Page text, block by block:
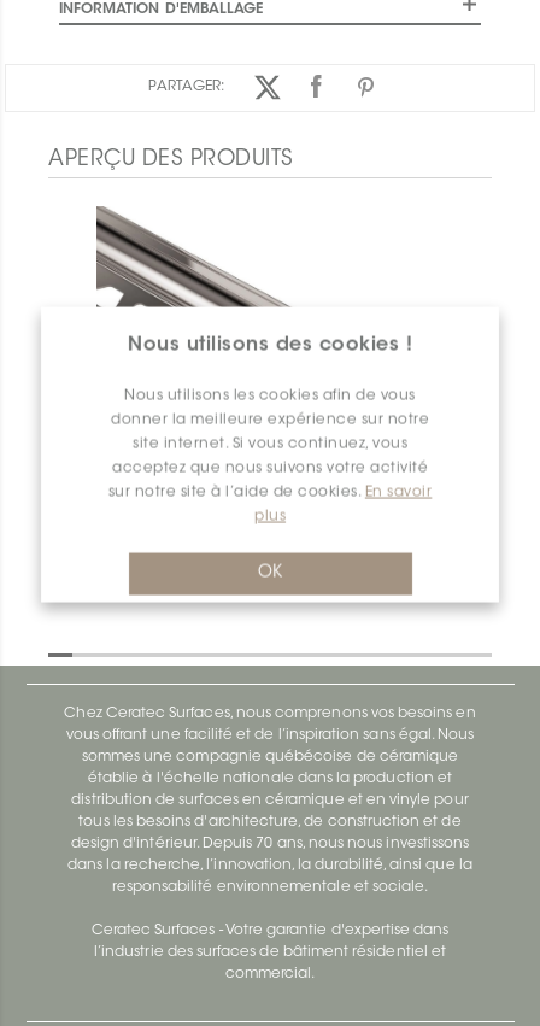
Nous utilisons des cookies !
Nous utilisons les cookies afin de vous
donner la meilleure expérience sur notre
site internet. Si vous continuez, vous
acceptez que nous suivons votre activité
sur notre site à l’aide de cookies. En savoir
plus
OK
INFORMATION D'EMBALLAGE
PARTAGER:
APERÇU DES PRODUITS
Dilex-Ahk AHK1S125TSSG
Dilex-Ahk AHK1S100ACG
Chez Ceratec Surfaces, nous comprenons vos besoins en
vous offrant une facilité et de l’inspiration sans égal. Nous
sommes une compagnie québécoise de céramique
établie à l'échelle nationale dans la production et
distribution de surfaces en céramique et en vinyle pour
tous les besoins d'architecture, de construction et de
design d'intérieur. Depuis 70 ans, nous nous investissons
dans la recherche, l’innovation, la durabilité, ainsi que la
responsabilité environnementale et sociale.
Ceratec Surfaces - Votre garantie d'expertise dans
l’industrie des surfaces de bâtiment résidentiel et
commercial.